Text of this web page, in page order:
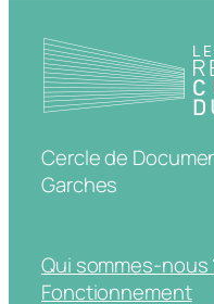
Cercle de
Garches
Qui sommes-nous
Fonctionnement